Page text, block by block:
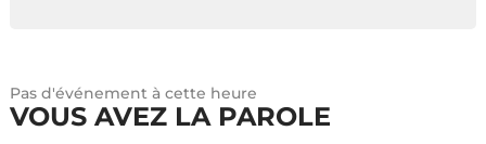
Pas d'événement à cette heure
VOUS AVEZ LA PAROLE